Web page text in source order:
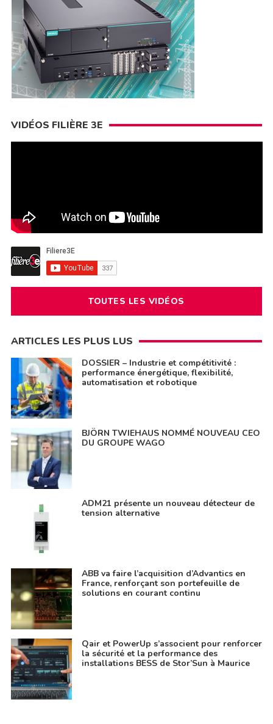
VIDÉOS FILIÈRE 3E
TOUTES LES VIDÉOS
ARTICLES LES PLUS LUS
DOSSIER – Industrie et compétitivité :
performance énergétique, flexibilité,
automatisation et robotique
BJÖRN TWIEHAUS NOMMÉ NOUVEAU CEO
DU GROUPE WAGO
ADM21 présente un nouveau détecteur de
tension alternative
ABB va faire l’acquisition d’Advantics en
France, renforçant son portefeuille de
solutions en courant continu
Qair et PowerUp s’associent pour renforcer
la sécurité et la performance des
installations BESS de Stor’Sun à Maurice